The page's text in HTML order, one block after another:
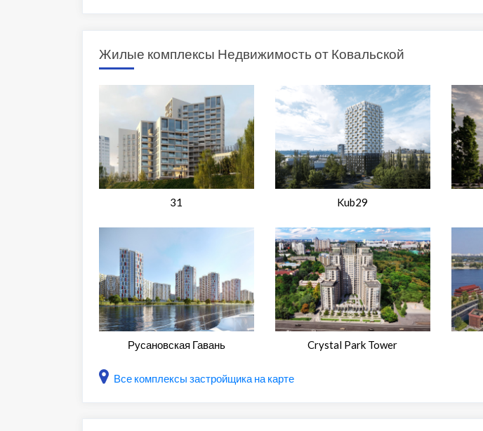
Жилые комплексы Недвижимость от Ковальской
31 Kub29
Русановская Гавань Crystal Park Tower
Все комплексы застройщика на карте